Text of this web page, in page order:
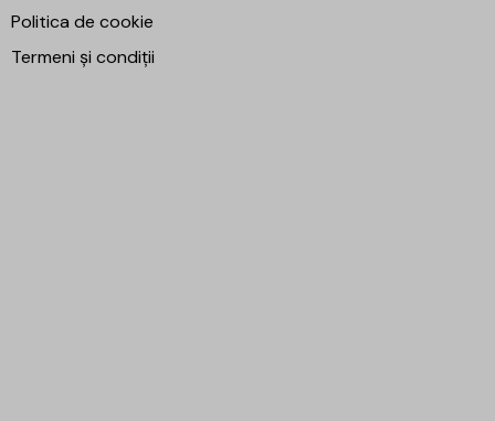
Politica de cookie
Termeni și condiții